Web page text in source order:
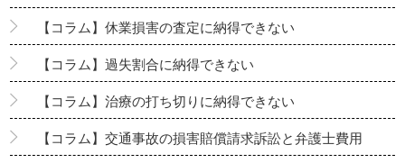
【コラム】休業損害の査定に納得できない
【コラム】過失割合に納得できない
【コラム】治療の打ち切りに納得できない
【コラム】交通事故の損害賠償請求訴訟と弁護士費用